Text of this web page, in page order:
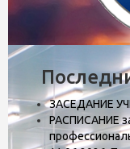
ЗАСЕДАНИЕ
РАСПИСАНИЕ